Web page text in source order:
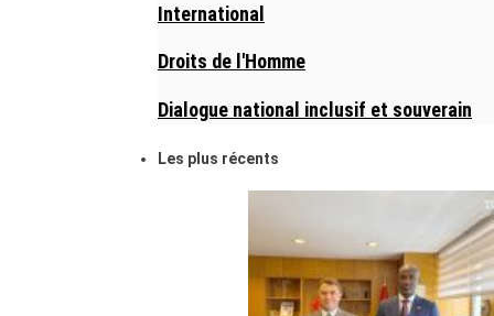
International
Droits de l'Homme
Dialogue national inclusif et souverain
Les plus récents